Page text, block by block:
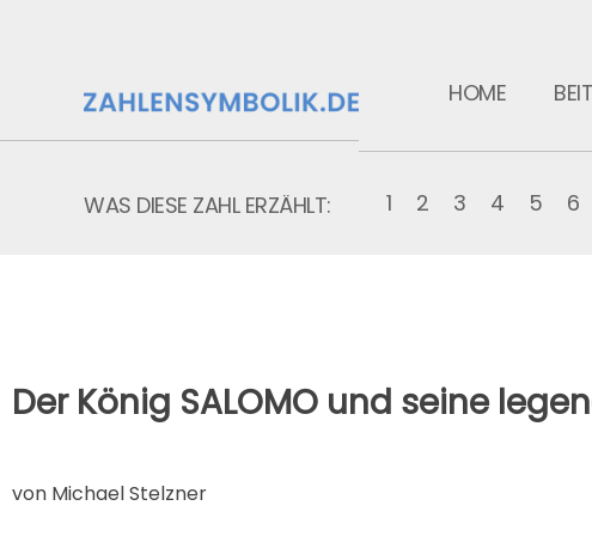
HOME
WAS DIESE ZAHL ERZÄHLT: 1 2 3 4 5 6
Der König SALOMO und seine
von Michael Stelzner